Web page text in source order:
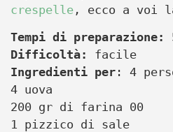
crespelle , ecco a voi
Tempi di preparazione:
Difficoltà:
facile
Ingredienti per : 4
4 uova
200 gr di farina 00
1 pizzico di sale